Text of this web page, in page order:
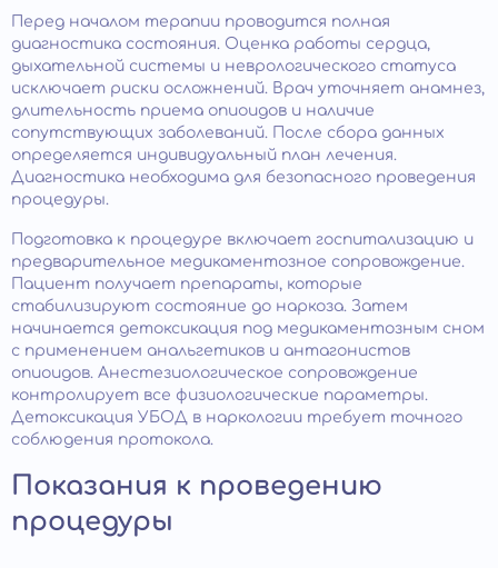
Перед началом терапии проводится полная
диагностика состояния. Оценка работы сердца,
дыхательной системы и неврологического статуса
исключает риски осложнений. Врач уточняет анамнез,
длительность приема опиоидов и наличие
сопутствующих заболеваний. После сбора данных
определяется индивидуальный план лечения.
Диагностика необходима для безопасного проведения
процедуры.
Подготовка к процедуре включает госпитализацию и
предварительное медикаментозное сопровождение.
Пациент получает препараты, которые
стабилизируют состояние до наркоза. Затем
начинается детоксикация под медикаментозным сном
с применением анальгетиков и антагонистов
опиоидов. Анестезиологическое сопровождение
контролирует все физиологические параметры.
Детоксикация УБОД в наркологии требует точного
соблюдения протокола.
Показания к проведению
процедуры